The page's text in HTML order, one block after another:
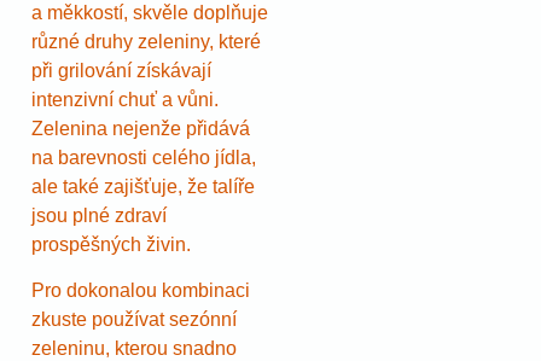
a měkkostí, skvěle doplňuje
různé druhy zeleniny, které
při grilování získávají
intenzivní chuť a vůni.
Zelenina nejenže přidává
na barevnosti celého jídla,
ale také zajišťuje, že talíře
jsou plné zdraví
prospěšných živin.
Pro dokonalou kombinaci
zkuste používat sezónní
zeleninu, kterou snadno